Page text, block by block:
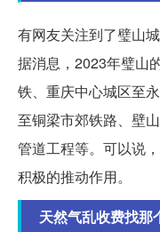
有网友关注到了璧山
据消息，2023年璧山
铁、重庆中心城区至
至铜梁市郊铁路、壁
管道工程等。可以说
积极的推动作用。
天然气乱收费找那